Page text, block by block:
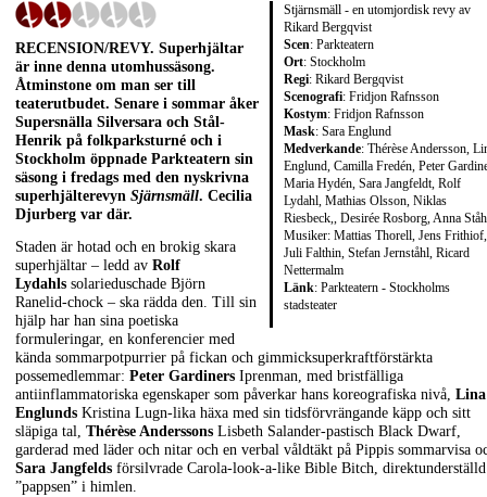
Stjärnsmäll - en utomjordisk revy av
Rikard Bergqvist
Scen: Parkteatern
Ort: Stockholm
Regi: Rikard Bergqvist
Scenografi: Fridjon Rafnsson
Kostym: Fridjon Rafnsson
Mask: Sara Englund
Medverkande: Thérèse Andersson,
Englund, Camilla Fredén, Peter
Maria Hydén, Sara Jangfeldt, Rolf
Lydahl, Mathias Olsson, Niklas
Riesbeck,, Desirée Rosborg, Anna
Musiker: Mattias Thorell, Jens Frithiof,
Juli Falthin, Stefan Jernståhl, Ricard
Nettermalm
Länk: Parkteatern - Stockholms
stadsteater
RECENSION/REVY. Superhjältar
är inne denna utomhussäsong.
Åtminstone om man ser till
teaterutbudet. Senare i sommar åker
Supersnälla Silversara och Stål-
Henrik på folkparksturné och i
Stockholm öppnade Parkteatern sin
säsong i fredags med den nyskrivna
superhjälterevyn Sjärnsmäll. Cecilia
Djurberg var där.
Staden är hotad och en brokig skara
superhjältar – ledd av Rolf
Lydahls solarieduschade Björn
Ranelid-chock – ska rädda den. Till sin
hjälp har han sina poetiska
formuleringar, en konferencier med
kända sommarpotpurrier på fickan och gimmicksuperkraftförstärkta
possemedlemmar: Peter Gardiners Iprenman, med bristfälliga
antiinflammatoriska egenskaper som påverkar hans koreografiska nivå, Lina
Englunds Kristina Lugn-lika häxa med sin tidsförvrängande käpp och sitt
släpiga tal, Thérèse Anderssons Lisbeth Salander-pastisch Black Dwarf,
garderad med läder och nitar och en verbal våldtäkt på Pippis sommarvisa
Sara Jangfelds försilvrade Carola-look-a-like Bible Bitch, direktunderställd
”pappsen” i himlen.